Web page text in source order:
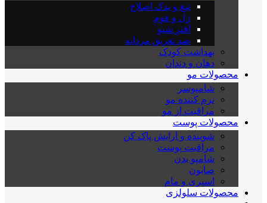
تیغ و یدک اصلاح
ژل و فوم
افتر شیو
ضد تعریق مردانه
بهداشت کودک
دهان و دندان
محصولات مو
شامپوسر
نرم کننده مو
مراقبت از مو
محصولات پوست
شوینده و ارایش پاک کن
مراقبت پوست
شامپو بدن
صابون
اسپری و مام
محصولات سلولزی